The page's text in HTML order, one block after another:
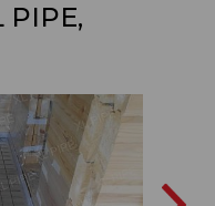
PIPE,